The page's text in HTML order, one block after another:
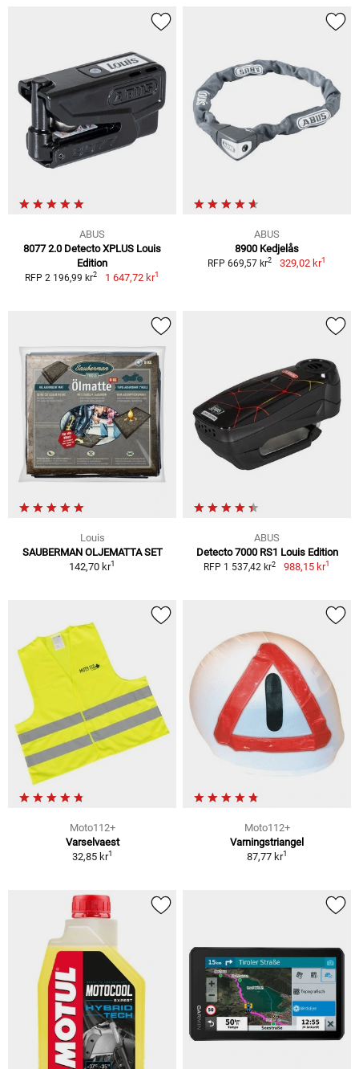
ABUS
8077 2.0 Detecto XPLUS Louis
Edition
RFP 2 196,99 kr2 1 647,72 kr1
ABUS
8900 Kedjelås
RFP 669,57 kr2 329,02 kr1
Louis
SAUBERMAN OLJEMATTA SET
142,70 kr1
ABUS
Detecto 7000 RS1 Louis Edition
RFP 1 537,42 kr2 988,15 kr1
Moto112+
Varselvaest
32,85 kr1
Moto112+
Varningstriangel
87,77 kr1